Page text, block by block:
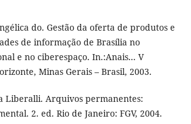
do. Gestão da oferta de produtos e
de informação de Brasília no
e no ciberespaço. In.:Anais... V
Minas Gerais – Brasil, 2003.
Liberalli. Arquivos permanentes:
2. ed. Rio de Janeiro: FGV, 2004.